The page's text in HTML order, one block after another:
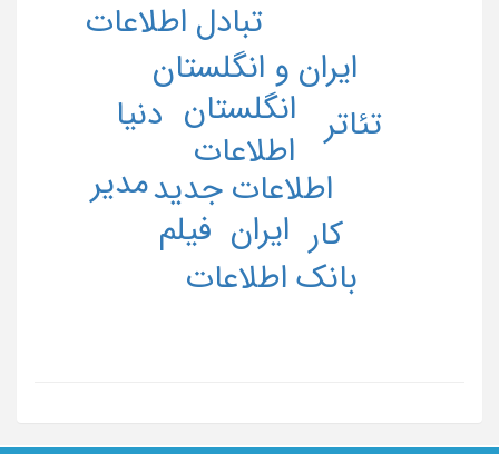
اطلاعات
اطلاعات جدید
انگلستان
ایران
ایران و انگلستان
بانک اطلاعات
تئاتر
تبادل اطلاعات
دنیا
فیلم
مدیر
کار